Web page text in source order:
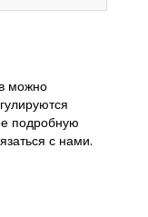
можно
подробную
с нами.